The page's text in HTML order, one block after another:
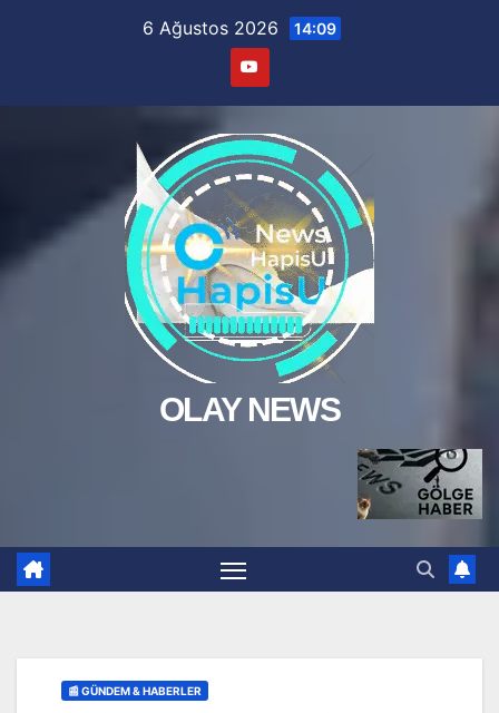
6 Ağustos 2026 14:09
OLAY NEWS
📰 GÜNDEM & HABERLER